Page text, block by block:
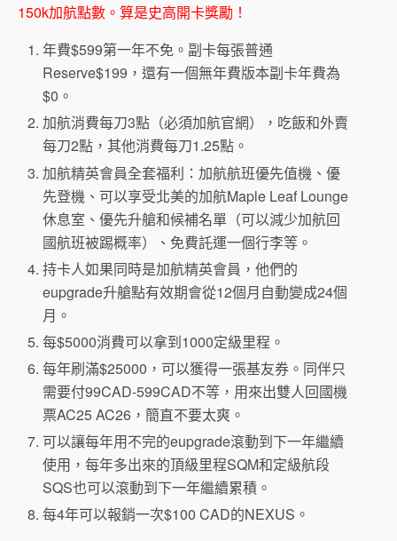
150k加航點數。算是史高開卡獎勵！
年費$599第一年不免。副卡每張普通
Reserve$199，還有一個無年費版本副卡年費為
$0。
加航消費每刀3點（必須加航官網），吃飯和外賣
每刀2點，其他消費每刀1.25點。
加航精英會員全套福利：加航航班優先值機、優
先登機、可以享受北美的加航Maple Leaf Lounge
休息室、優先升艙和候補名單（可以減少加航回
國航班被踢概率）、免費託運一個行李等。
持卡人如果同時是加航精英會員，他們的
eupgrade升艙點有效期會從12個月自動變成24個
月。
每$5000消費可以拿到1000定級里程。
每年刷滿$25000，可以獲得一張基友券。同伴只
需要付99CAD-599CAD不等，用來出雙人回國機
票AC25 AC26，簡直不要太爽。
可以讓每年用不完的eupgrade滾動到下一年繼續
使用，每年多出來的頂級里程SQM和定級航段
SQS也可以滾動到下一年繼續累積。
每4年可以報銷一次$100 CAD的NEXUS。